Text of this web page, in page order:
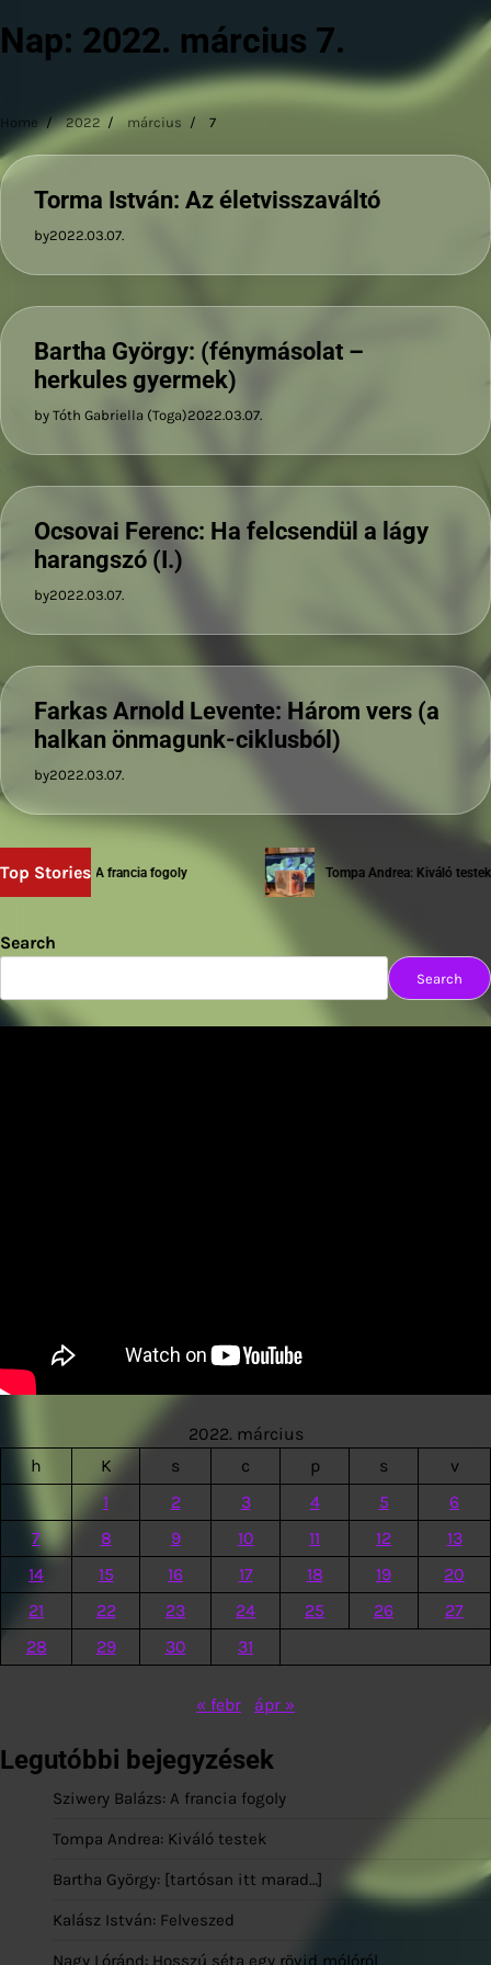
Nap: 2022. március 7.
Home 2022 március 7
Torma István: Az életvisszaváltó
by2022.03.07.
Bartha György: (fénymásolat –
herkules gyermek)
by Tóth Gabriella (Toga)2022.03.07.
Ocsovai Ferenc: Ha felcsendül a lágy
harangszó (I.)
by2022.03.07.
Farkas Arnold Levente: Három vers (a
halkan önmagunk-ciklusból)
by2022.03.07.
Top Stories
Balázs: A francia fogoly Tompa Andrea: Kiváló testek
Search
Search
2022. március
h
K s c p s
v
1
2 3 4 5
6
7
8 9 10 11 12
13
14
15 16 17 18 19
20
21
22 23 24 25 26
27
28
29 30 31
« febr ápr »
Legutóbbi bejegyzések
Sziwery Balázs: A francia fogoly
Tompa Andrea: Kiváló testek
Bartha György: [tartósan itt marad…]
Kalász István: Felveszed
Nagy Lóránd: Hosszú séta egy rövid mólóról